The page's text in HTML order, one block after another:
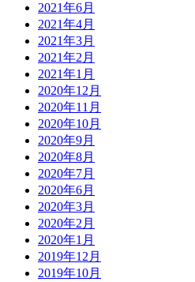
2021年6月
2021年4月
2021年3月
2021年2月
2021年1月
2020年12月
2020年11月
2020年10月
2020年9月
2020年8月
2020年7月
2020年6月
2020年3月
2020年2月
2020年1月
2019年12月
2019年10月